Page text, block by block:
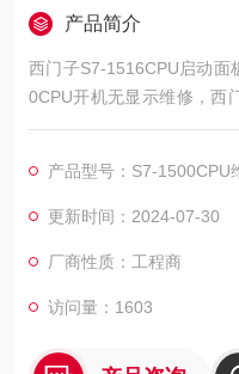
产品简介
西门子S7-1516CPU启动面
0CPU开机无显示维修，西
门子CPU1500启动面板不
电无反应维修，西门子
00接错电烧坏维修，西门子
产品型号：S7-1500CPU
更新时间：2024-07-30
厂商性质：工程商
访问量：1603